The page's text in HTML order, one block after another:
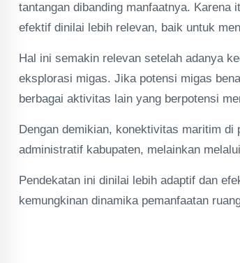
tantangan dibanding manfaatnya.
efektif dinilai lebih relevan, baik untuk
Hal ini semakin relevan setelah adanya
eksplorasi migas. Jika potensi migas
berbagai aktivitas lain yang berpotensi
Dengan demikian, konektivitas maritim
administratif kabupaten, melainkan
Pendekatan ini dinilai lebih adaptif dan
kemungkinan dinamika pemanfaatan